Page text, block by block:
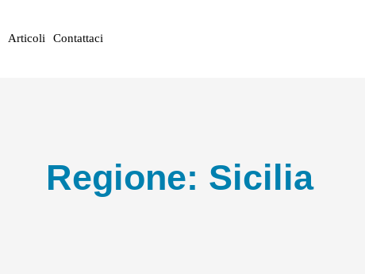
Articoli Contattaci
Regione: Sicilia